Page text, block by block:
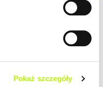
Pokaż szczegóły